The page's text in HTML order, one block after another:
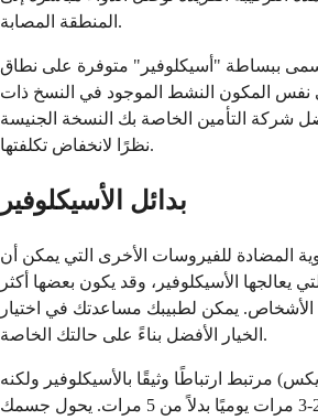
المنطقة المصابة.
ببساطة "أسيكلوفير" متوفرة على نطاق
نفس المكون النشط الموجود في النسخ ذات
شركة التأمين الخاصة بك النسخة الجنيسة
نظرًا لانخفاض تكلفتها.
بدائل الأسيكلوفير
المضادة للفيروسات الأخرى التي يمكن أن
يعالجها الأسيكلوفير، وقد يكون بعضها أكثر
الأشخاص. يمكن لطبيبك مساعدتك في اختيار
الخيار الأفضل بناءً على حالتك الخاصة.
مرتبط ارتباطًا وثيقًا بالأسيكلوفير ولكنه
يحتاج فقط إلى تناوله 2-3 مرات يوميًا بدلاً من 5 مرات. يحول جسمك